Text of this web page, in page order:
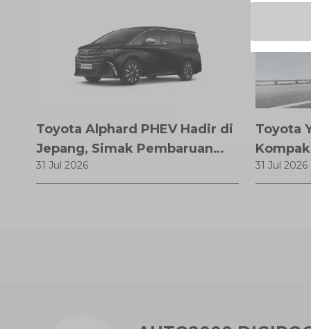
Toyota Alphard PHEV Hadir di
Jepang, Simak Pembaruan
dan Fitur Premiumnya
31 Jul 2026
Toyota
Modern
31 Jul 2026